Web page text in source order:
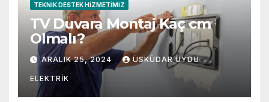
TEKNIK DESTEK HIZMETIMIZ
TV Duvara Montaj Kaç cm
Olmalı?
ARALIK 25, 2024 ÜSKÜDAR UYDU
ELEKTRIK